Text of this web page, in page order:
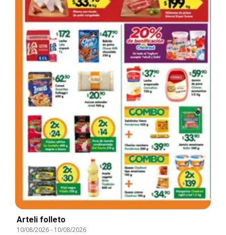
Arteli folleto
10/08/2026- 10/08/2026